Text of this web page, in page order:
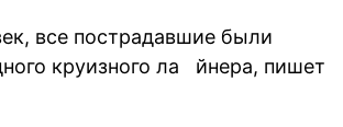
все пострадавшие были
круизного ла йнера, пишет